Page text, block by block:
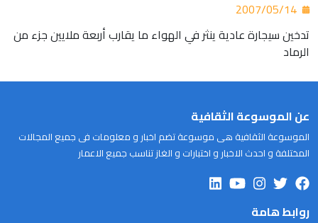
تدخين سيجارة عادية ينثر في الهواء ما يقارب أربعة ملايين جزء من
الرماد
عن الموسوعة الثقافية
الموسوعة الثقافية هى موسوعة تضم اخبار و معلومات فى جميع المجالات
المختلفة و احدث الاخبار و اختبارات و الغاز تناسب جميع الاعمار
روابط هامة